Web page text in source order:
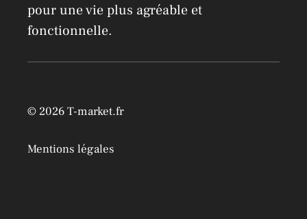
pour une vie plus agréable et
fonctionnelle.
© 2026 T-market.fr
Mentions légales